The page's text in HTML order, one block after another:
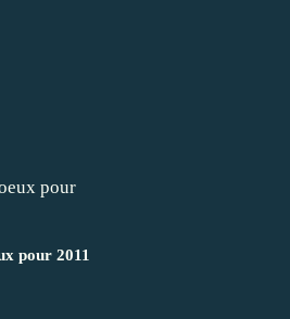
pour 2011